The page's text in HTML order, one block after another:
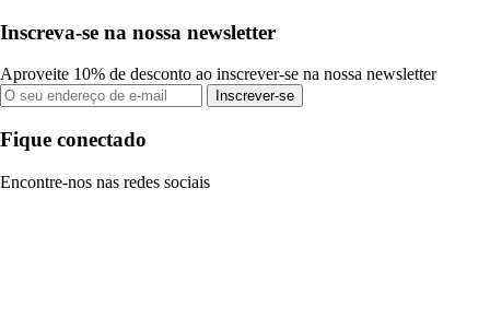
Inscreva-se na nossa newsletter
Aproveite 10% de desconto ao inscrever-se na nossa newsletter
Inscrever-se
Fique conectado
Encontre-nos nas redes sociais